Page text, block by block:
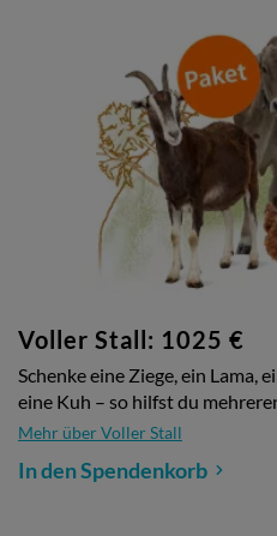
Voller Stall: 1025 €
Schenke eine Ziege, ein Lama,
eine Kuh – so hilfst du
Mehr über Voller Stall
In den Spendenkorb